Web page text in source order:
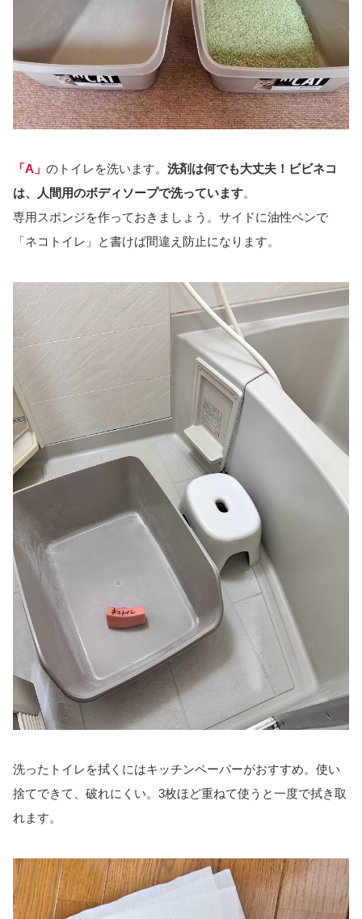
「A」 のトイレを洗います。 洗剤は何でも大丈夫！ビビネコ
は、人間用のボディソープで洗っています。
専用スポンジを作っておきましょう。サイドに油性ペンで
「ネコトイレ」と書けば間違え防止になります。
洗ったトイレを拭くにはキッチンペーパーがおすすめ。使い
捨てできて、破れにくい。3枚ほど重ねて使うと一度で拭き取
れます。